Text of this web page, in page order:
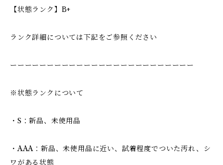
【状態ランク】B+
ランク詳細については下記をご参照ください
ーーーーーーーーーーーーーーーーーーーーーーーーー
※状態ランクについて
・S：新品、未使用品
・AAA：新品、未使用品に近い、試着程度でついた汚れ、シ
ワがある状態